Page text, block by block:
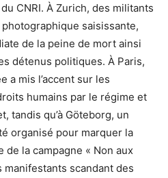
CNRI. À Zurich, des militants
saisissante,
de la peine de mort ainsi
détenus politiques. À Paris,
a mis l’accent sur les
humains par le régime et
tandis qu’à Göteborg, un
organisé pour marquer la
de la campagne « Non aux
scandant des